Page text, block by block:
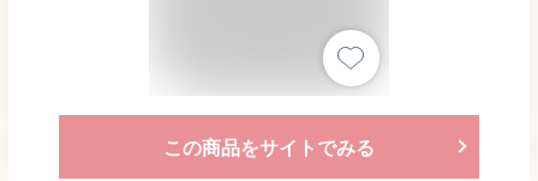
この商品をサイトでみる